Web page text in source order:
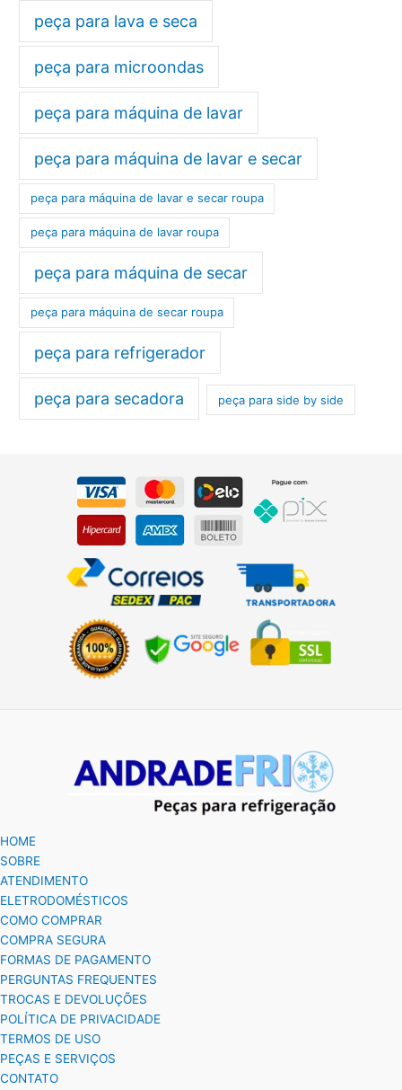
peça para lava e seca
peça para microondas
peça para máquina de lavar
peça para máquina de lavar e secar
peça para máquina de lavar e secar roupa
peça para máquina de lavar roupa
peça para máquina de secar
peça para máquina de secar roupa
peça para refrigerador
peça para secadora peça para side by side
HOME
SOBRE
ATENDIMENTO
ELETRODOMÉSTICOS
COMO COMPRAR
COMPRA SEGURA
FORMAS DE PAGAMENTO
PERGUNTAS FREQUENTES
TROCAS E DEVOLUÇÕES
POLÍTICA DE PRIVACIDADE
TERMOS DE USO
PEÇAS E SERVIÇOS
CONTATO